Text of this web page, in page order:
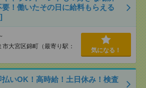
！働いたその日に給料もらえる
大宮区錦町（最寄り駅：
気になる！
いOK！高時給！土日休み！検査